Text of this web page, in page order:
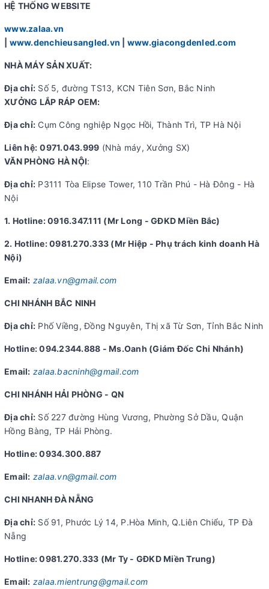
HỆ THỐNG WEBSITE
www.zalaa.vn
www.denchieusangled.vn www.giacongdenled.com
NHÀ MÁY SẢN XUẤT:
Địa chỉ: Số 5, đường TS13, KCN Tiên Sơn, Bắc Ninh
XƯỞNG LẮP RÁP OEM:
Địa chỉ: Cụm Công nghiệp Ngọc Hồi, Thành Trì, TP Hà Nội
Liên hệ: 0971.043.999 (Nhà máy, Xưởng SX)
VĂN PHÒNG HÀ NỘI:
Địa chỉ: P3111 Tòa Elipse Tower, 110 Trần Phú - Hà Đông - Hà
Nội
1. Hotline: 0916.347.111 (Mr Long - GĐKD Miền Bắc)
2. Hotline: 0981.270.333 (Mr Hiệp - Phụ trách kinh doanh Hà
Nội)
Email: zalaa.vn@gmail.com
CHI NHÁNH BẮC NINH
Địa chỉ: Phố Viềng, Đồng Nguyên, Thị xã Từ Sơn, Tỉnh Bắc Ninh
Hotline: 094.2344.888 - Ms.Oanh (Giám Đốc Chi Nhánh)
Email: zalaa.bacninh@gmail.com
CHI NHÁNH HẢI PHÒNG - QN
Địa chỉ: Số 227 đường Hùng Vương, Phường Sở Dầu, Quận
Hồng Bàng, TP Hải Phòng.
Hotline: 0934.300.887
Email: zalaa.vn@gmail.com
CHI NHANH ĐÀ NẴNG
Địa chỉ: Số 91, Phước Lý 14, P.Hòa Minh, Q.Liên Chiểu, TP Đà
Nẵng
Hotline: 0981.270.333 (Mr Ty - GĐKD Miền Trung)
Email: zalaa.mientrung@gmail.com